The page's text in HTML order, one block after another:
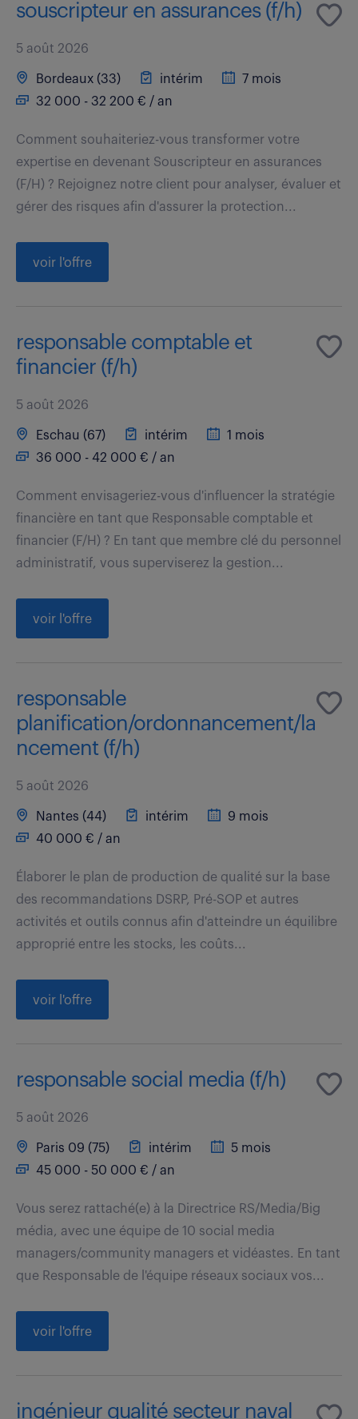
souscripteur en assurances (f/h)
5 août 2026
Bordeaux (33) intérim
7 mois
32 000 - 32 200 € / an
Comment souhaiteriez-vous transformer votre
expertise en devenant Souscripteur en assurances
(F/H) ? Rejoignez notre client pour analyser, évaluer et
gérer des risques afin d'assurer la protection...
voir l'offre
responsable comptable et
financier (f/h)
5 août 2026
Eschau (67) intérim
1 mois
36 000 - 42 000 € / an
Comment envisageriez-vous d'influencer la stratégie
financière en tant que Responsable comptable et
financier (F/H) ? En tant que membre clé du personnel
administratif, vous superviserez la gestion...
voir l'offre
responsable
planification/ordonnancement/la
ncement (f/h)
5 août 2026
Nantes (44) intérim
9 mois
40 000 € / an
Élaborer le plan de production de qualité sur la base
des recommandations DSRP, Pré-SOP et autres
activités et outils connus afin d'atteindre un équilibre
approprié entre les stocks, les coûts...
voir l'offre
responsable social media (f/h)
5 août 2026
Paris 09 (75) intérim
5 mois
45 000 - 50 000 € / an
Vous serez rattaché(e) à la Directrice RS/Media/Big
média, avec une équipe de 10 social media
managers/community managers et vidéastes. En tant
que Responsable de l'équipe réseaux sociaux vos...
voir l'offre
ingénieur qualité secteur naval